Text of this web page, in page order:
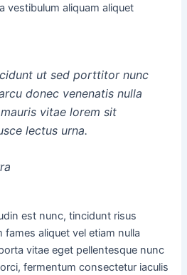
vestibulum aliquam aliquet
ut sed porttitor nunc
donec venenatis nulla
vitae lorem sit
lectus urna.
est nunc, tincidunt risus
aliquet vel etiam nulla
vitae eget pellentesque nunc
fermentum consectetur iaculis